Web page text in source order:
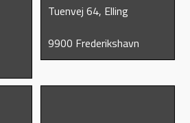
Tuenvej 64, Elling
9900 Frederikshavn